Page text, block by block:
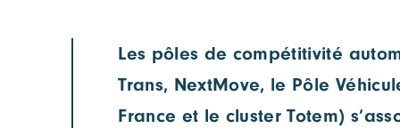
Les pôles de compétitivité
Trans, NextMove, le Pôle
France et le cluster Totem)